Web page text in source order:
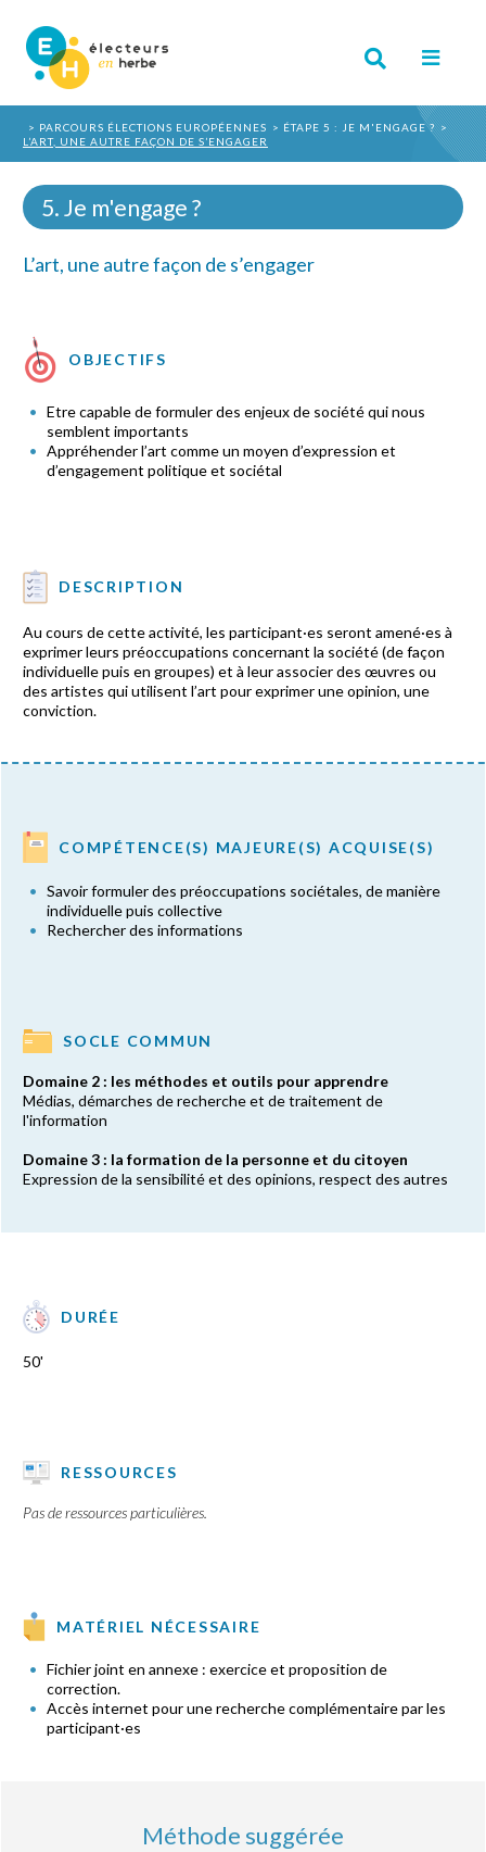
PARCOURS ÉLECTIONS EUROPÉENNES
ÉTAPE 5 : JE M'ENGAGE ?
L’ART, UNE AUTRE FAÇON DE S’ENGAGER
5. Je m'engage ?
L’art, une autre façon de s’engager
OBJECTIFS
Etre capable de formuler des enjeux de société qui nous
semblent importants
Appréhender l’art comme un moyen d’expression et
d’engagement politique et sociétal
DESCRIPTION
Au cours de cette activité, les participant·es seront amené·es à
exprimer leurs préoccupations concernant la société (de façon
individuelle puis en groupes) et à leur associer des œuvres ou
des artistes qui utilisent l’art pour exprimer une opinion, une
conviction.
COMPÉTENCE(S) MAJEURE(S) ACQUISE(S)
Savoir formuler des préoccupations sociétales, de manière
individuelle puis collective
Rechercher des informations
SOCLE COMMUN
Domaine 2 : les méthodes et outils pour apprendre
Médias, démarches de recherche et de traitement de
l'information
Domaine 3 : la formation de la personne et du citoyen
Expression de la sensibilité et des opinions, respect des autres
DURÉE
50'
RESSOURCES
Pas de ressources particulières.
MATÉRIEL NÉCESSAIRE
Fichier joint en annexe : exercice et proposition de
correction.
Accès internet pour une recherche complémentaire par les
participant·es
Méthode suggérée